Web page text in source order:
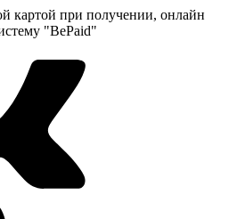
картой при получении, онлайн
"BePaid"